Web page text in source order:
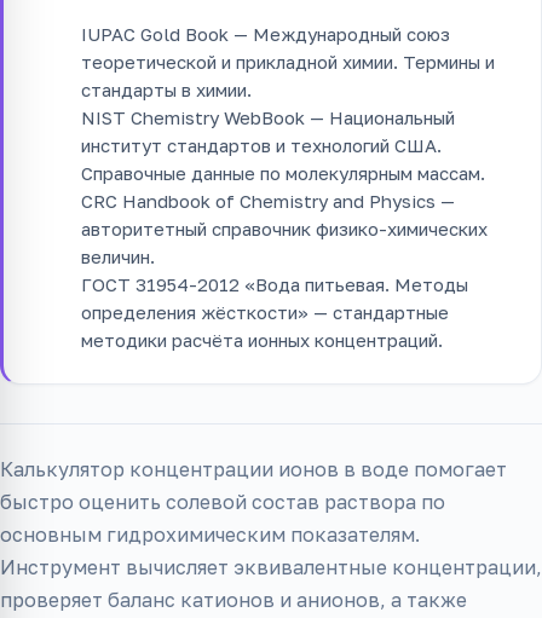
IUPAC Gold Book — Международный союз
теоретической и прикладной химии. Термины и
стандарты в химии.
NIST Chemistry WebBook — Национальный
институт стандартов и технологий США.
Справочные данные по молекулярным массам.
CRC Handbook of Chemistry and Physics —
авторитетный справочник физико-химических
величин.
ГОСТ 31954-2012 «Вода питьевая. Методы
определения жёсткости» — стандартные
методики расчёта ионных концентраций.
Калькулятор концентрации ионов в воде помогает
быстро оценить солевой состав раствора по
основным гидрохимическим показателям.
Инструмент вычисляет эквивалентные концентрации,
проверяет баланс катионов и анионов, а также